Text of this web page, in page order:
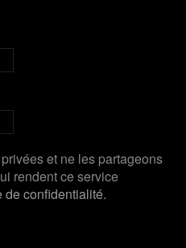
et ne les partageons
rendent ce service
de confidentialité.